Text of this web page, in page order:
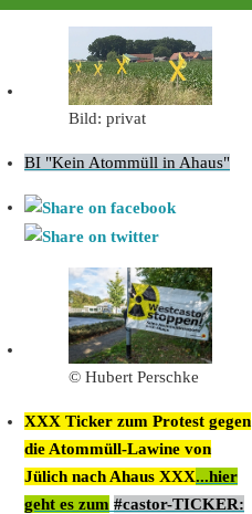
Bild: privat
BI "Kein Atommüll in Ahaus"
© Hubert Perschke
XXX Ticker zum Protest gegen
die Atommüll-Lawine von
Jülich nach Ahaus XXX...hier
geht es zum #castor-TICKER: